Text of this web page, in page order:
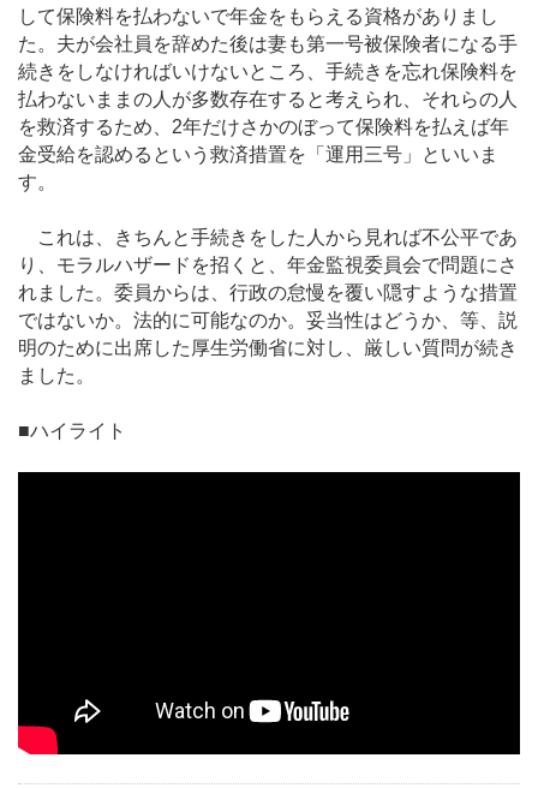
して保険料を払わないで年金をもらえる資格がありまし
た。夫が会社員を辞めた後は妻も第一号被保険者になる手
続きをしなければいけないところ、手続きを忘れ保険料を
払わないままの人が多数存在すると考えられ、それらの人
を救済するため、2年だけさかのぼって保険料を払えば年
金受給を認めるという救済措置を「運用三号」といいま
す。
これは、きちんと手続きをした人から見れば不公平であ
り、モラルハザードを招くと、年金監視委員会で問題にさ
れました。委員からは、行政の怠慢を覆い隠すような措置
ではないか。法的に可能なのか。妥当性はどうか、等、説
明のために出席した厚生労働省に対し、厳しい質問が続き
ました。
■ハイライト